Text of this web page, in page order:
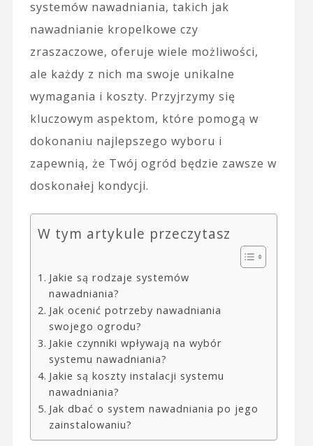
systemów nawadniania, takich jak
nawadnianie kropelkowe czy
zraszaczowe, oferuje wiele możliwości,
ale każdy z nich ma swoje unikalne
wymagania i koszty. Przyjrzymy się
kluczowym aspektom, które pomogą w
dokonaniu najlepszego wyboru i
zapewnią, że Twój ogród będzie zawsze w
doskonałej kondycji.
W tym artykule przeczytasz
Jakie są rodzaje systemów
nawadniania?
Jak ocenić potrzeby nawadniania
swojego ogrodu?
Jakie czynniki wpływają na wybór
systemu nawadniania?
Jakie są koszty instalacji systemu
nawadniania?
Jak dbać o system nawadniania po jego
zainstalowaniu?